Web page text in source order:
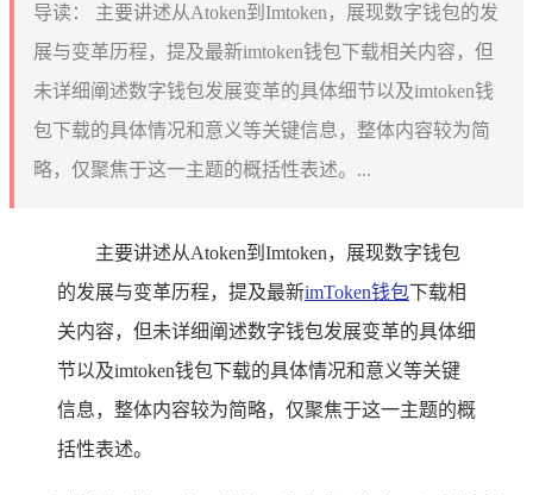
导读：
主要讲述从Atoken到Imtoken，展现数字钱包的发
展与变革历程，提及最新imtoken钱包下载相关内容，但
未详细阐述数字钱包发展变革的具体细节以及imtoken钱
包下载的具体情况和意义等关键信息，整体内容较为简
略，仅聚焦于这一主题的概括性表述。...
主要讲述从Atoken到Imtoken，展现数字钱包
的发展与变革历程，提及最新imToken钱包下载相
关内容，但未详细阐述数字钱包发展变革的具体细
节以及imtoken钱包下载的具体情况和意义等关键
信息，整体内容较为简略，仅聚焦于这一主题的概
括性表述。